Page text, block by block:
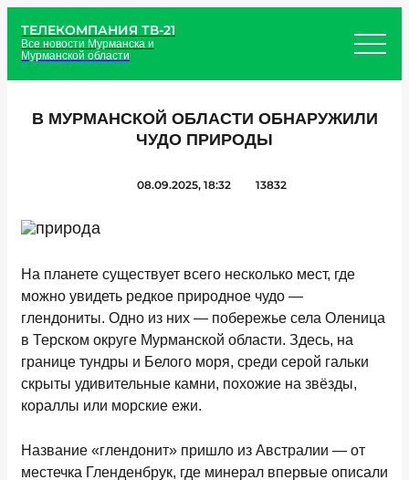
ТЕЛЕКОМПАНИЯ ТВ-21
Все новости Мурманска и
Мурманской области
В МУРМАНСКОЙ ОБЛАСТИ ОБНАРУЖИЛИ
ЧУДО ПРИРОДЫ
08.09.2025, 18:32 13832
На планете существует всего несколько мест, где
можно увидеть редкое природное чудо —
глендониты. Одно из них — побережье села Оленица
в Терском округе Мурманской области. Здесь, на
границе тундры и Белого моря, среди серой гальки
скрыты удивительные камни, похожие на звёзды,
кораллы или морские ежи.
Название «глендонит» пришло из Австралии — от
местечка Гленденбрук, где минерал впервые описали